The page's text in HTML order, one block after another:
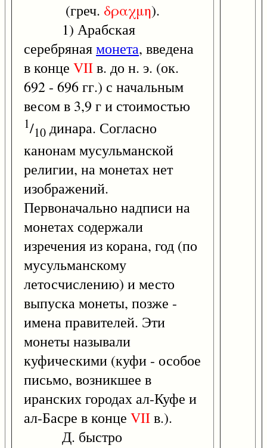
(греч. δραχμη).
1) Арабская
серебрянаямонета, введена
в конце VIIв. до н. э. (ок.
692 - 696 гг.) с начальным
весом в 3,9 г и стоимостью
1/10 динара. Согласно
канонам мусульманской
религии, на монетах нет
изображений.
Первоначально надписи на
монетах содержали
изречения из корана, год (по
мусульманскому
летосчислению) и место
выпуска монеты, позже -
имена правителей. Эти
монеты называли
куфическими (куфи - особое
письмо, возникшее в
иранских городах ал-Куфе и
ал-Басре в конце VIIв.).
Д. быстро